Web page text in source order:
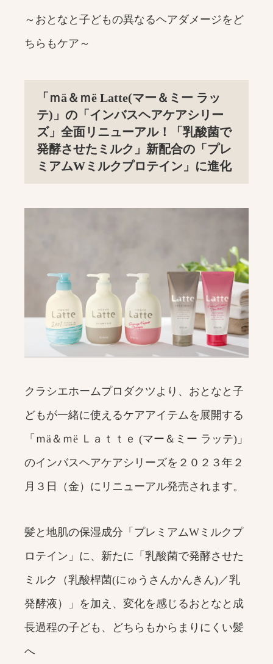
～おとなと子どもの異なるヘアダメージをど
ちらもケア～
「ｍä＆ｍë Latte(マー＆ミー ラッ
テ)」の「インバスヘアケアシリー
ズ」全面リニューアル！「乳酸菌で
発酵させたミルク」新配合の「プレ
ミアムWミルクプロテイン」に進化
クラシエホームプロダクツより、おとなと子
どもが一緒に使えるケアアイテムを展開する
「ｍä＆ｍë Ｌａｔｔｅ (マー＆ミー ラッテ)」
のインバスヘアケアシリーズを２０２３年２
月３日（金）にリニューアル発売されます。
髪と地肌の保湿成分「プレミアムWミルクプ
ロテイン」に、新たに「乳酸菌で発酵させた
ミルク（乳酸桿菌(にゅうさんかんきん)／乳
発酵液）」を加え、変化を感じるおとなと成
長過程の子ども、どちらもからまりにくい髪
へ